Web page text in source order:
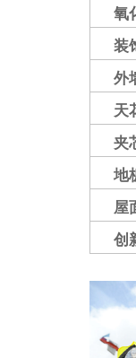
氧
装
外
天
夹
地
屋
创